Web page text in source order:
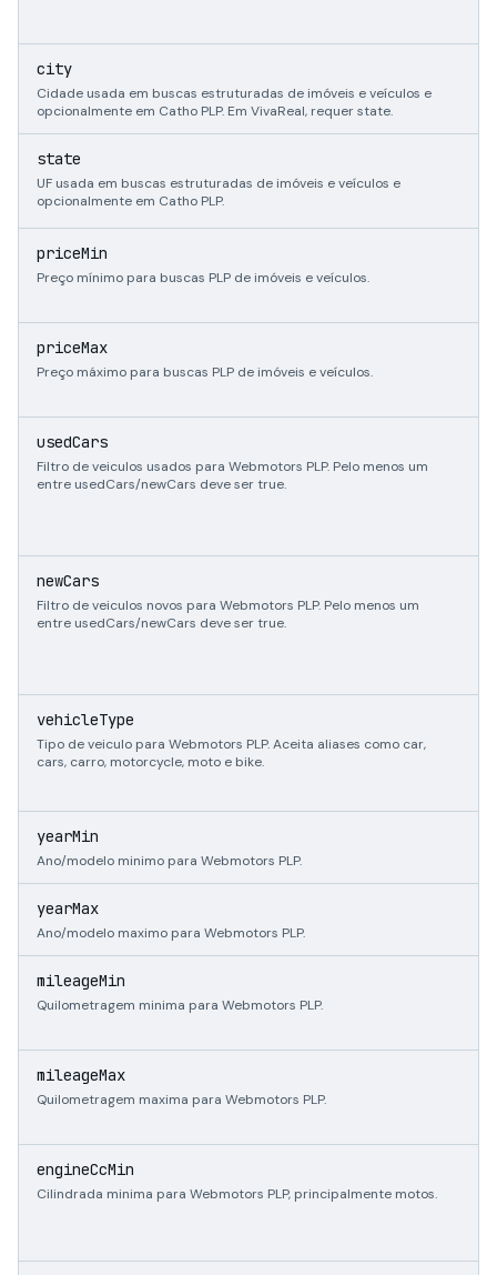
city
Cidade usada em buscas estruturadas de imóveis e veículos e
opcionalmente em Catho PLP. Em VivaReal, requer state.
state
UF usada em buscas estruturadas de imóveis e veículos e
opcionalmente em Catho PLP.
priceMin
Preço mínimo para buscas PLP de imóveis e veículos.
priceMax
Preço máximo para buscas PLP de imóveis e veículos.
usedCars
Filtro de veiculos usados para Webmotors PLP. Pelo menos um
entre usedCars/newCars deve ser true.
newCars
Filtro de veiculos novos para Webmotors PLP. Pelo menos um
entre usedCars/newCars deve ser true.
vehicleType
Tipo de veiculo para Webmotors PLP. Aceita aliases como car,
cars, carro, motorcycle, moto e bike.
yearMin
Ano/modelo minimo para Webmotors PLP.
yearMax
Ano/modelo maximo para Webmotors PLP.
mileageMin
Quilometragem minima para Webmotors PLP.
mileageMax
Quilometragem maxima para Webmotors PLP.
engineCcMin
Cilindrada minima para Webmotors PLP, principalmente motos.